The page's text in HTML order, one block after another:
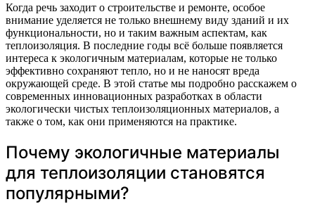
Когда речь заходит о строительстве и ремонте, особое
внимание уделяется не только внешнему виду зданий и их
функциональности, но и таким важным аспектам, как
теплоизоляция. В последние годы всё больше появляется
интереса к экологичным материалам, которые не только
эффективно сохраняют тепло, но и не наносят вреда
окружающей среде. В этой статье мы подробно расскажем о
современных инновационных разработках в области
экологически чистых теплоизоляционных материалов, а
также о том, как они применяются на практике.
Почему экологичные материалы
для теплоизоляции становятся
популярными?